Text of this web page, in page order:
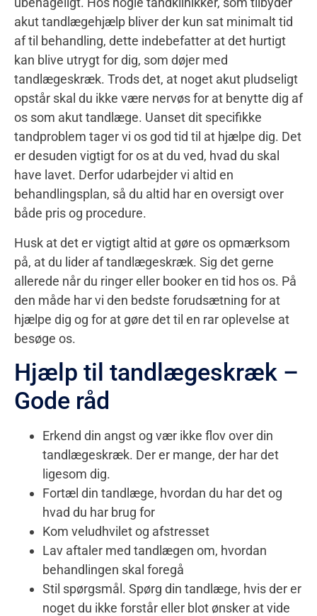
akut tandlægehjælp bliver der kun sat minimalt tid
af til behandling, dette indebefatter at det hurtigt
kan blive utrygt for dig, som døjer med
tandlægeskræk. Trods det, at noget akut pludseligt
opstår skal du ikke være nervøs for at benytte dig af
os som akut tandlæge. Uanset dit specifikke
tandproblem tager vi os god tid til at hjælpe dig. Det
er desuden vigtigt for os at du ved, hvad du skal
have lavet. Derfor udarbejder vi altid en
behandlingsplan, så du altid har en oversigt over
både pris og procedure.
Husk at det er vigtigt altid at gøre os opmærksom
på, at du lider af tandlægeskræk. Sig det gerne
allerede når du ringer eller booker en tid hos os. På
den måde har vi den bedste forudsætning for at
hjælpe dig og for at gøre det til en rar oplevelse at
besøge os.
Hjælp til tandlægeskræk –
Gode råd
Erkend din angst og vær ikke flov over din
tandlægeskræk. Der er mange, der har det
ligesom dig.
Fortæl din tandlæge, hvordan du har det og
hvad du har brug for
Kom veludhvilet og afstresset
Lav aftaler med tandlægen om, hvordan
behandlingen skal foregå
Stil spørgsmål. Spørg din tandlæge, hvis der er
noget du ikke forstår eller blot ønsker at vide